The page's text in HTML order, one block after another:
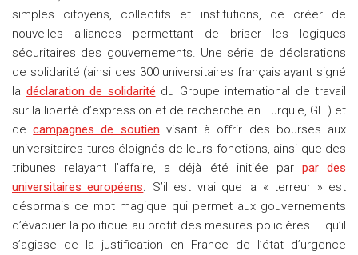
simples citoyens, collectifs et institutions, de créer de
nouvelles alliances permettant de briser les logiques
sécuritaires des gouvernements. Une série de déclarations
de solidarité (ainsi des 300 universitaires français ayant signé
la déclaration de solidarité du Groupe international de travail
sur la liberté d’expression et de recherche en Turquie, GIT) et
decampagnes de soutien visant à offrir des bourses aux
universitaires turcs éloignés de leurs fonctions, ainsi que des
tribunes relayant l’affaire, a déjà été initiée par par des
universitaires européens. S’il est vrai que la « terreur » est
désormais ce mot magique qui permet aux gouvernements
d’évacuer la politique au profit des mesures policières – qu’il
s’agisse de la justification en France de l’état d’urgence